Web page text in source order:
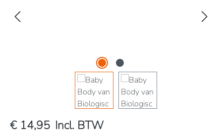
€ 14,95 Incl. BTW